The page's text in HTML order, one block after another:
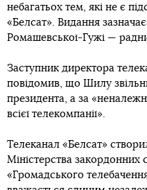
небагатьох тем, які не є
«Белсат». Видання
Ромашевської-Гужі —
Заступник директора
повідомив, що Шилу
президента, а за
всієї телекомпанії».
Телеканал «Белсат»
Міністерства закордонних
«Громадського